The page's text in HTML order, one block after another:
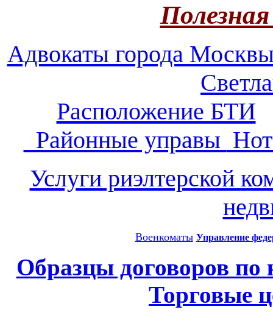
Адвокаты города
Расположение БТИ
Районные управы
Услуги риэлтерской
Военкоматы Управление
Образцы договоров по
Торговые